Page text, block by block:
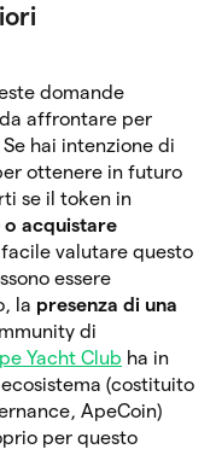
domande
affrontare per
hai intenzione di
ottenere in futuro
se il token in
o acquistare
facile valutare questo
essere
la presenza di una
di
Yacht Club ha in
(costituito
ApeCoin)
per questo